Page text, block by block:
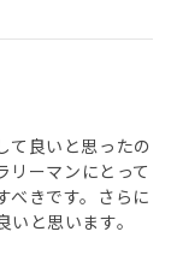
て良いと思ったの
リーマンにとって
べきです。さらに
と思います。